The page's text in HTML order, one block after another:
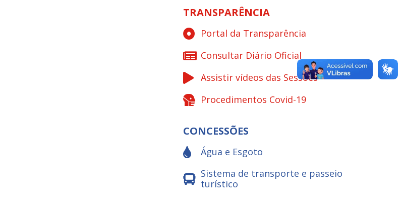
TRANSPARÊNCIA
Portal da Transparência
Consultar Diário Oficial
Assistir vídeos das Sessões
Procedimentos Covid-19
CONCESSÕES
Água e Esgoto
Sistema de transporte e passeio
turístico